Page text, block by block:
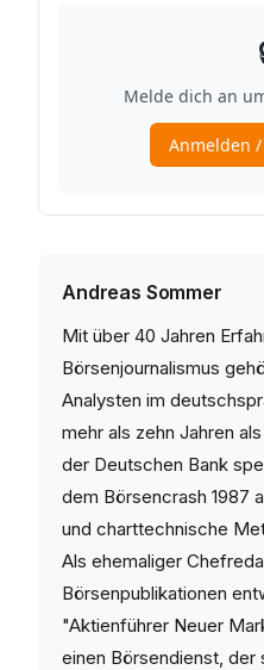
Andreas Sommer
Mit über 40 Jahren
Börsenjournalismus
Analysten im
mehr als zehn Jahren
der Deutschen Bank
dem Börsencrash 1987
und charttechnische
Als ehemaliger
Börsenpublikationen
"Aktienführer Neuer
einen Börsendienst, der